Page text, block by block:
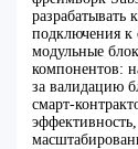
подключения к
модульные
компонентов:
за валидацию
смарт-